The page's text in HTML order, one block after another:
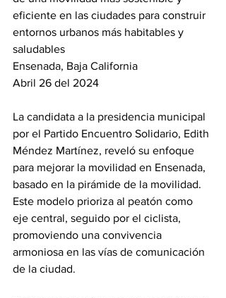
eficiente en las ciudades para construir
entornos urbanos más habitables y
saludables
Ensenada, Baja California
Abril 26 del 2024
La candidata a la presidencia municipal
por el Partido Encuentro Solidario, Edith
Méndez Martínez, reveló su enfoque
para mejorar la movilidad en Ensenada,
basado en la pirámide de la movilidad.
Este modelo prioriza al peatón como
eje central, seguido por el ciclista,
promoviendo una convivencia
armoniosa en las vías de comunicación
de la ciudad.